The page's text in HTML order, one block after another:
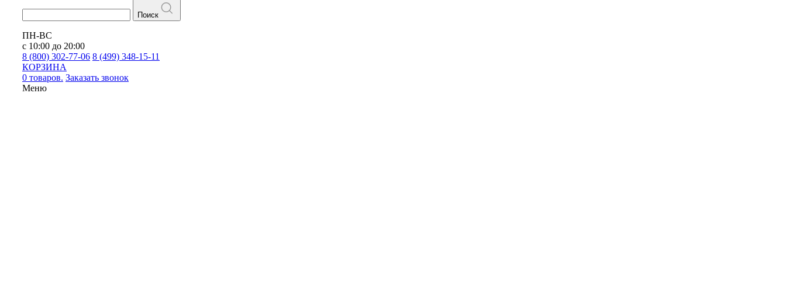
Поиск
ПН-ВС
с 10:00 до 20:00
8 (800) 302-77-06 8 (499) 348-15-11
КОРЗИНА
0 товаров. Заказать звонок
Меню